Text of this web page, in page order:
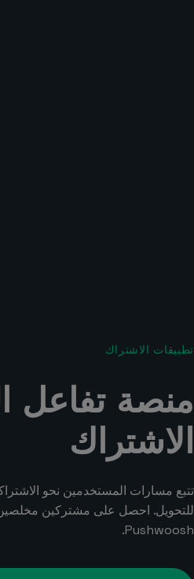
تطبيقات الاشتراك
منصة تفاعل
الاشتراك
تتبع مسارات المستخدمين نحو
للتحويل. احصل على مشتركين مخلصين
Pushwoosh.